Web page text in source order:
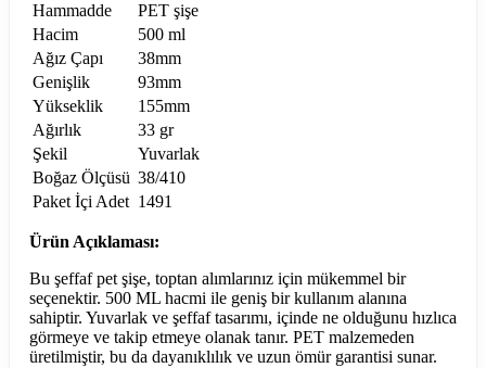
Hammadde
PET şişe
Hacim
500 ml
Ağız Çapı
38mm
Genişlik
93mm
Yükseklik
155mm
Ağırlık
33 gr
Şekil
Yuvarlak
Boğaz Ölçüsü 38/410
Paket İçi Adet 1491
Ürün Açıklaması:
Bu şeffaf pet şişe, toptan alımlarınız için mükemmel bir
seçenektir. 500 ML hacmi ile geniş bir kullanım alanına
sahiptir. Yuvarlak ve şeffaf tasarımı, içinde ne olduğunu hızlıca
görmeye ve takip etmeye olanak tanır. PET malzemeden
üretilmiştir, bu da dayanıklılık ve uzun ömür garantisi sunar.